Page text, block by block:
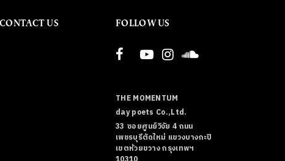
CONTACT US FOLLOW US
THE MOMENTUM
day poets Co.,Ltd.
33 ซอยศูนย์วิจัย 4 ถนน
เพชรบุรีตัดใหม่ แขวงบางกะปิ
เขตห้วยขวาง กรุงเทพฯ